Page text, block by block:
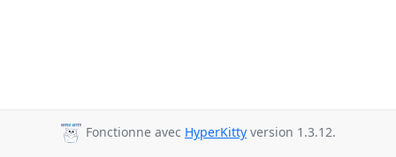
Fonctionne avec HyperKitty version 1.3.12.